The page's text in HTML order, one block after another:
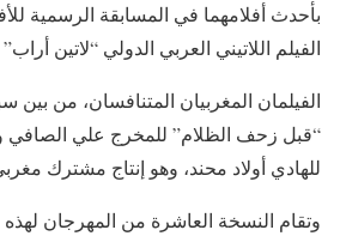
بأحدث أفلامهما في المسابقة الرسمية
الفيلم اللاتيني العربي الدولي “لاتين
الفيلمان المغربيان المتنافسان، من بين
“قبل زحف الظلام” للمخرج علي الصافي و
للهادي أولاد محند، وهو إنتاج مشترك
وتقام النسخة العاشرة من المهرجان